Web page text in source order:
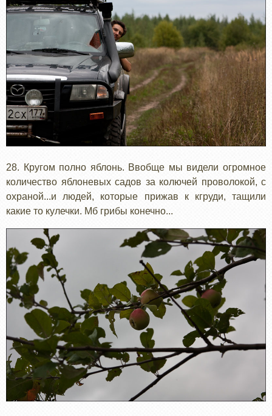
28. Кругом полно яблонь. Ввобще мы видели огромное
количество яблоневых садов за колючей проволокой, с
охраной...и людей, которые прижав к кгруди, тащили
какие то кулечки. Мб грибы конечно...